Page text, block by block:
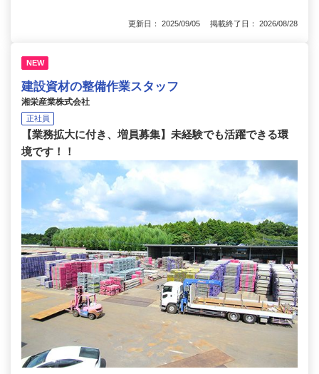
更新日： 2025/09/05 掲載終了日： 2026/08/28
NEW
建設資材の整備作業スタッフ
湘栄産業株式会社
正社員
【業務拡大に付き、増員募集】未経験でも活躍できる環
境です！！